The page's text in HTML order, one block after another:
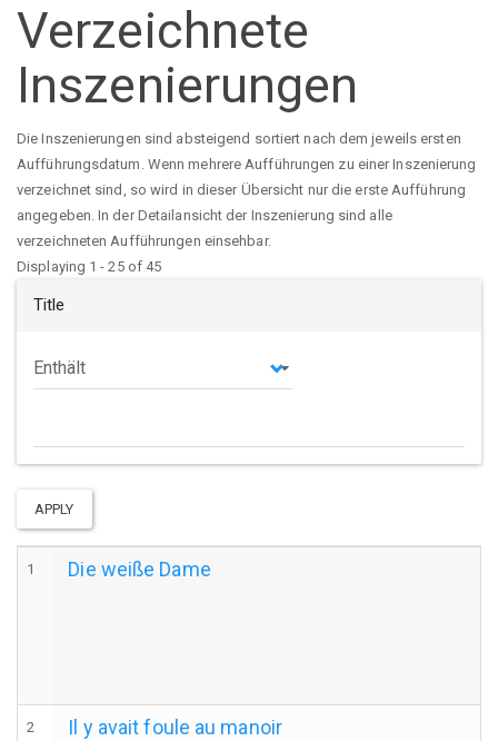
Verzeichnete
Inszenierungen
Die Inszenierungen sind absteigend sortiert nach dem jeweils ersten
Aufführungsdatum. Wenn mehrere Aufführungen zu einer Inszenierung
verzeichnet sind, so wird in dieser Übersicht nur die erste Aufführung
angegeben. In der Detailansicht der Inszenierung sind alle
verzeichneten Aufführungen einsehbar.
Displaying 1 - 25 of 45
Title
Operator
APPLY
1 Die weiße Dame
2 Il y avait foule au manoir